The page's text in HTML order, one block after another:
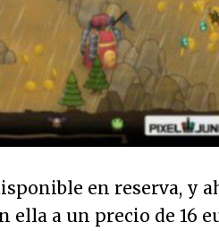
en reserva, y
ella a un precio de 16